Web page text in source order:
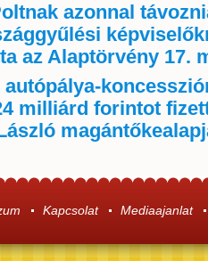
azonnal
az Alaptörvény 17.
autópálya-
milliárd forintot
Kapcsolat Mediaajanlat